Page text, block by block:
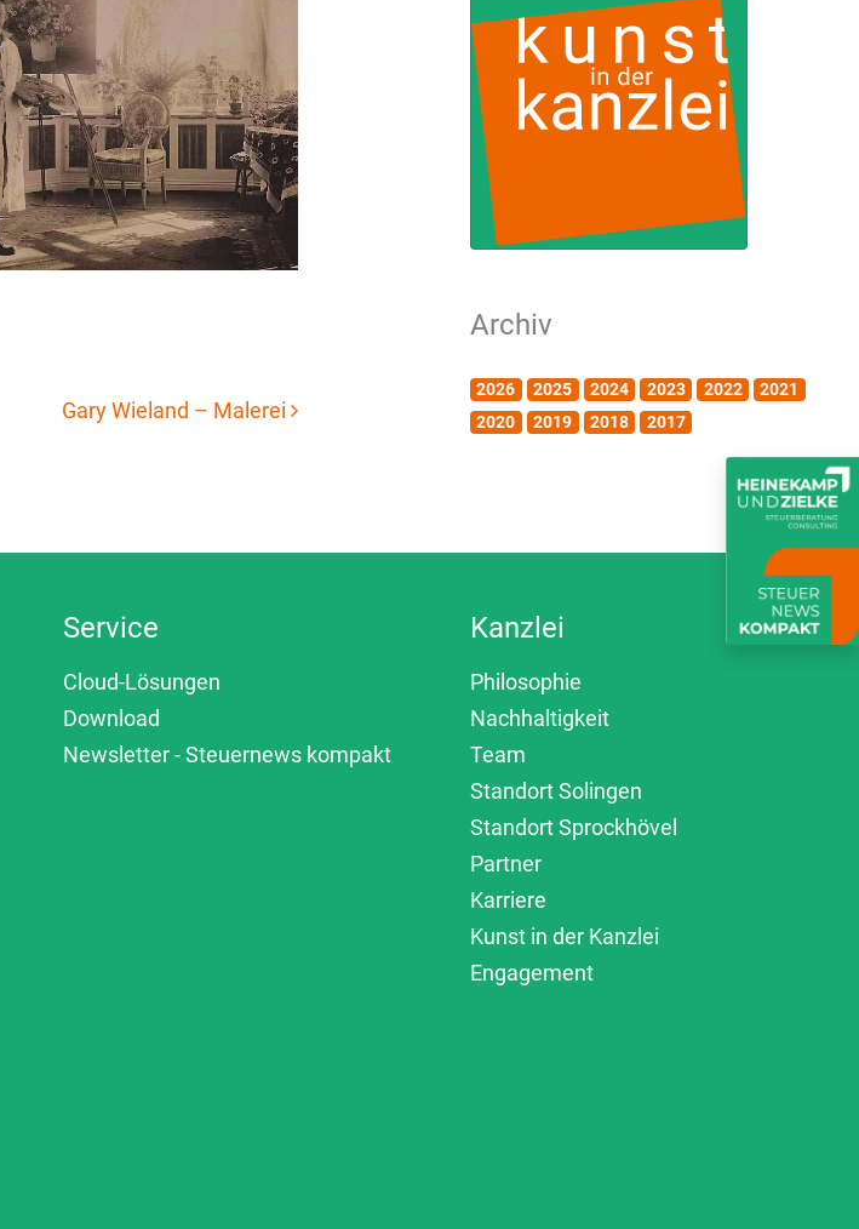
Gary Wieland – Malerei
Archiv
2026 2025 2024 2023 2022
2021
2020
2019 2018 2017
Service
Cloud-Lösungen
Download
Newsletter - Steuernews kompakt
Kanzlei
Philosophie
Nachhaltigkeit
Team
Standort Solingen
Standort Sprockhövel
Partner
Karriere
Kunst in der Kanzlei
Engagement